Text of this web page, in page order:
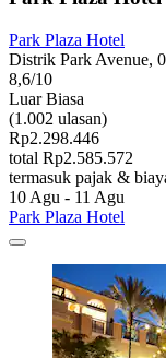
Park Plaza Hotel
Distrik Park Avenue,
8,6/10
Luar Biasa
(1.002 ulasan)
Rp2.298.446
total Rp2.585.572
termasuk pajak &
10 Agu - 11 Agu
Park Plaza Hotel